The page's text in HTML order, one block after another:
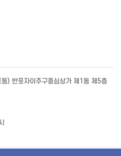
) 반포자이주구중심상가 제1동 제5층